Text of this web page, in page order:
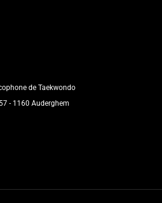
de Taekwondo
- 1160 Auderghem